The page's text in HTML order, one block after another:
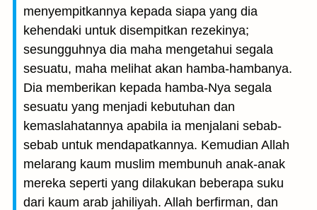
menyempitkannya kepada siapa yang dia
kehendaki untuk disempitkan rezekinya;
sesungguhnya dia maha mengetahui segala
sesuatu, maha melihat akan hamba-hambanya.
Dia memberikan kepada hamba-Nya segala
sesuatu yang menjadi kebutuhan dan
kemaslahatannya apabila ia menjalani sebab-
sebab untuk mendapatkannya. Kemudian Allah
melarang kaum muslim membunuh anak-anak
mereka seperti yang dilakukan beberapa suku
dari kaum arab jahiliyah. Allah berfirman, dan